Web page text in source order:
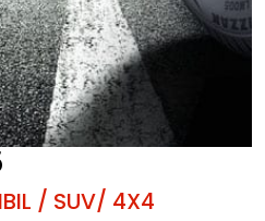
/ SUV/ 4X4